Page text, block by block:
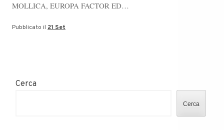
MOLLICA, EUROPA FACTOR ED…
Pubblicato il 21 Set
Cerca
Cerca